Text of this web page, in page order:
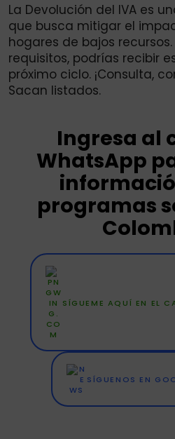
La Devolución del IVA es
que busca mitigar el
hogares de bajos
requisitos, podrías recibir
próximo ciclo. ¡Consulta,
Sacan listados.
Ingresa al
WhatsApp
programas
SÍGUEME AQUÍ EN EL
SÍGUENOS EN